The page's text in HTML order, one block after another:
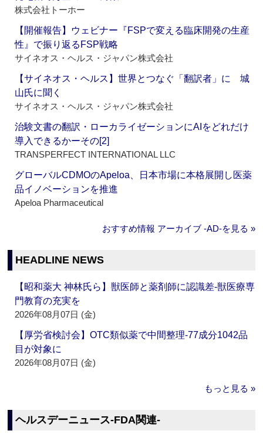
株式会社トーホー
【開催報告】ウェビナー『FSPで変える臨床開発の生産
性』で振り返るFSP戦略
サイネオス・ヘルス・ジャパン株式会社
【サイネオス・ヘルス】世界とつなぐ「翻訳者」に 城
山氏に聞く
サイネオス・ヘルス・ジャパン株式会社
治験文書の翻訳・ローカライゼーションにAIをどれだけ
導入できるかーその[2]
TRANSPERFECT INTERNATIONAL LLC
グローバルCDMOのApeloa、日本市場に本格展開し医薬
品イノベーションを推進
Apeloa Pharmaceutical
おすすめ情報 アーカイブ ‐AD‐を見る »
HEADLINE NEWS
【昭和薬大 神林氏ら】獣医師と薬剤師に認識差‐獣医療専
門教育の充実を
2026年08月07日 (金)
【厚労省検討会】OTC類似薬で中間整理‐77成分1042品
目が対象に
2026年08月07日 (金)
もっと見る »
ヘルスデーニュース‐FDA関連‐